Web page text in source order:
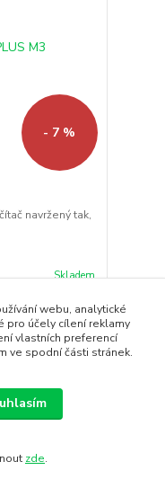
- 7 %
navržený tak,
Skladem
webu, analytické
pro účely cílení reklamy
vlastních preferencí
ve spodní části stránek.
zde.